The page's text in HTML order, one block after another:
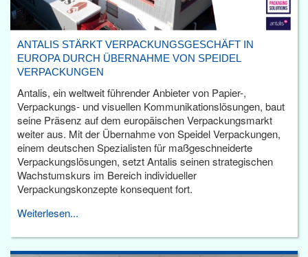
ANTALIS STÄRKT VERPACKUNGSGESCHÄFT IN
EUROPA DURCH ÜBERNAHME VON SPEIDEL
VERPACKUNGEN
Antalis, ein weltweit führender Anbieter von Papier-,
Verpackungs- und visuellen Kommunikationslösungen, baut
seine Präsenz auf dem europäischen Verpackungsmarkt
weiter aus. Mit der Übernahme von Speidel Verpackungen,
einem deutschen Spezialisten für maßgeschneiderte
Verpackungslösungen, setzt Antalis seinen strategischen
Wachstumskurs im Bereich individueller
Verpackungskonzepte konsequent fort.
Weiterlesen...